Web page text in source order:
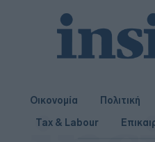
Οικονομία Πολιτική
Tax & Labour